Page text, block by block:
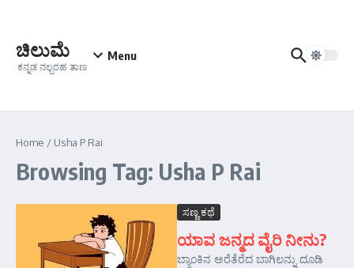
ಚಿಲುಮೆ
ಕನ್ನಡ ನಲ್ಬರಹ ತಾಣ
Menu
Home / Usha P Rai
Browsing Tag: Usha P Rai
ಸಣ್ಣ ಕಥೆ
ಯಾವ ಜನ್ಮದ ವೈರಿ ನೀನು?
ಬ್ಯಾಂಕಿನ ಅರೆತೆರೆದ ಬಾಗಿಲನ್ನು ದೂಡಿ